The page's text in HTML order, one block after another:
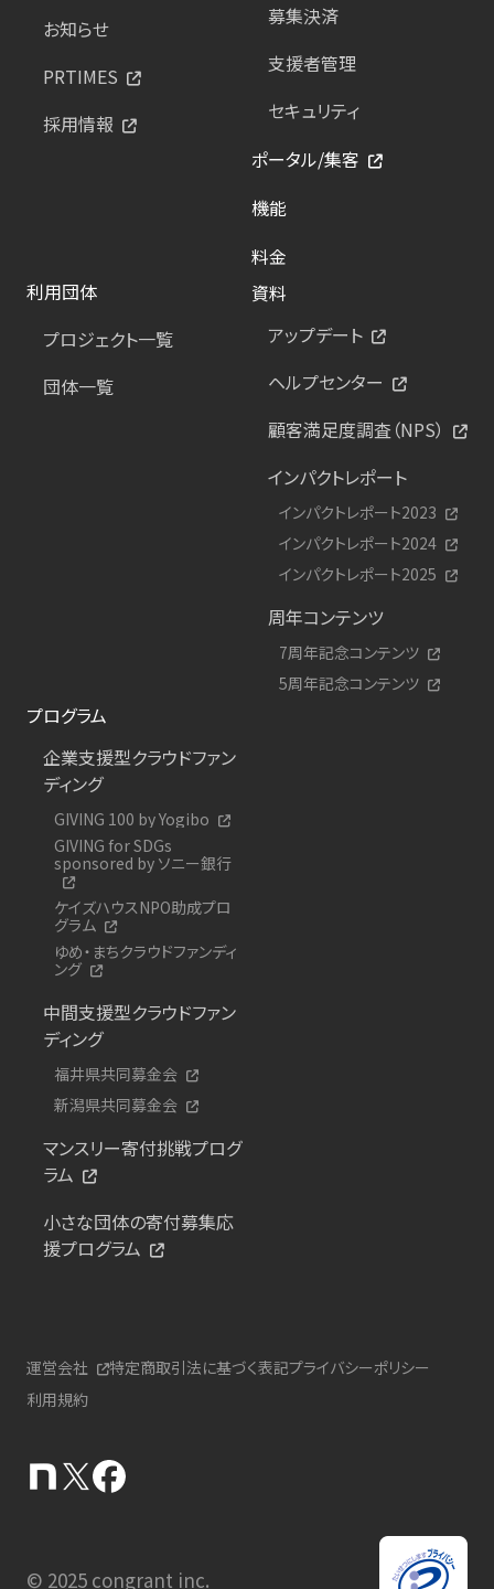
お知らせ
PRTIMES
採用情報
募集決済
支援者管理
セキュリティ
ポータル/集客
機能
料金
利用団体
プロジェクト一覧
団体一覧
資料
アップデート
ヘルプセンター
顧客満足度調査（NPS）
インパクトレポート
インパクトレポート2023
インパクトレポート2024
インパクトレポート2025
周年コンテンツ
7周年記念コンテンツ
5周年記念コンテンツ
プログラム
企業支援型クラウドファン
ディング
GIVING 100 by Yogibo
GIVING for SDGs
sponsored by ソニー銀行
ケイズハウスNPO助成プロ
グラム
ゆめ・まちクラウドファンディ
ング
中間支援型クラウドファン
ディング
福井県共同募金会
新潟県共同募金会
マンスリー寄付挑戦プログ
ラム
小さな団体の寄付募集応
援プログラム
運営会社 特定商取引法に基づく表記プライバシーポリシー
利用規約
© 2025 congrant inc.